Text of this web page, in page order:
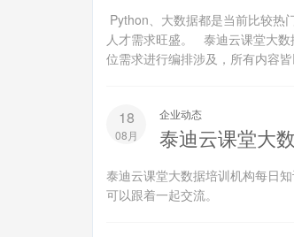
Python、大数据都是当前比较热
人才需求旺盛。 泰迪云课堂大数
位需求进行编排涉及，所有内容
18
08月
企业动态
泰迪云课堂大
泰迪云课堂大数据培训机构每日
可以跟着一起交流。